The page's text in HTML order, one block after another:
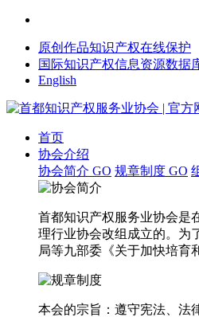
原创作品知识产权在线保护
国际知识产权信息资源数据
English
首页
协会介绍
协会简介 GO 规章制度 GO
首都知识产权服务业协会是
理行业协会改组成立的。为
局等九部委《关于加快培
本会的宗旨：遵守宪法、法